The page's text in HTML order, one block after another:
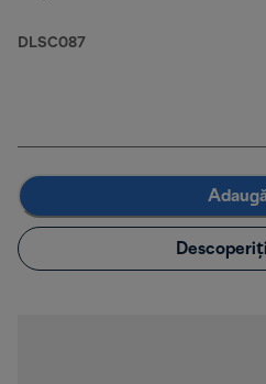
DLSC087